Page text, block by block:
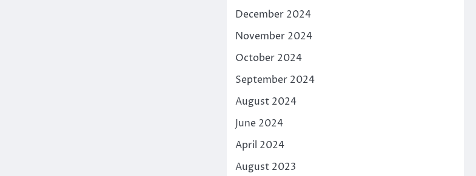
December 2024
November 2024
October 2024
September 2024
August 2024
June 2024
April 2024
August 2023